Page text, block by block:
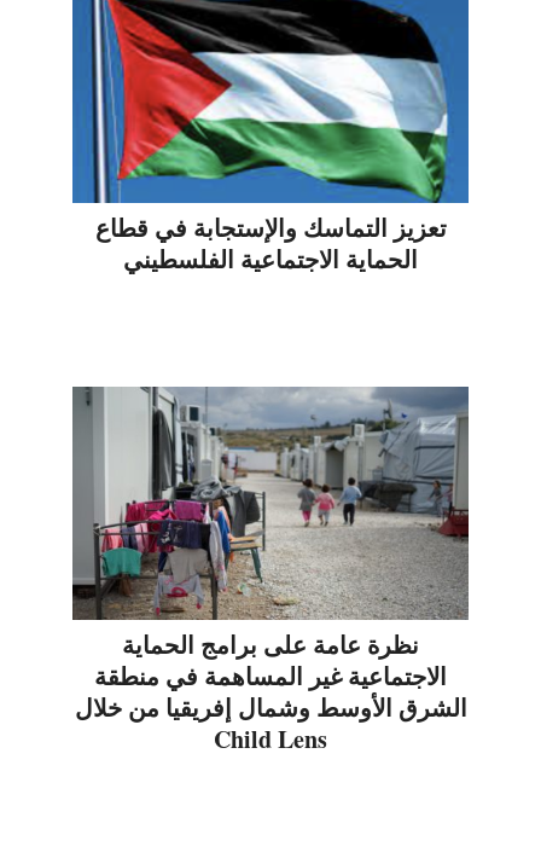
تعزيز التماسك والإستجابة في قطاع
الحماية الاجتماعية الفلسطيني
نظرة عامة على برامج الحماية
الاجتماعية غير المساهمة في منطقة
الشرق الأوسط وشمال إفريقيا من خلال
Child Lens